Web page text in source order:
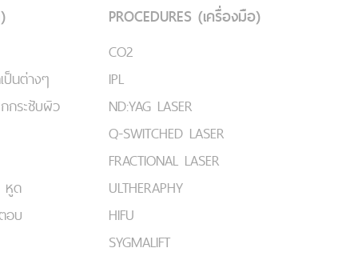
นต่างๆ
ระชับผิว
หูด
อบ
PROCEDURES (เครื่องมือ)
CO2
IPL
ND:YAG LASER
Q-SWITCHED LASER
FRACTIONAL LASER
ULTHERAPHY
HIFU
SYGMALIFT